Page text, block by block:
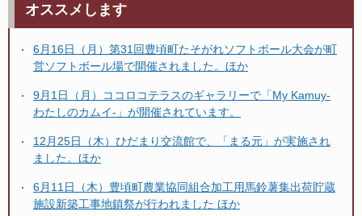
オススメします
6月16日（月）第31回豊頃町たそがれソフトボール大会が町
営ソフトボール場で開催されました。ほか
9月1日（月）ココロコテラスのギャラリーで「My Kamuy-
わたしのカムイ-」が開催されています。
12月25日（木）ひだまり交流館で、「まる元」が実施され
ました。ほか
6月11日（木）豊頃町農業協同組合加工用馬鈴薯集出荷貯蔵
施設新築工事地鎮祭が行われました ほか